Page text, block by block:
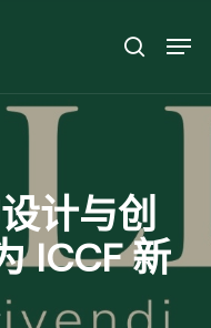
搜索
菜单
计与创
ICCF 新
单